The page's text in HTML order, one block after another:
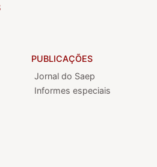
PUBLICAÇÕES
Jornal do Saep
Informes especiais